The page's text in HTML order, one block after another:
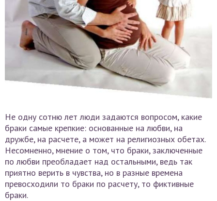
Не одну сотню лет люди задаются вопросом, какие
браки самые крепкие: основанные на любви, на
дружбе, на расчете, а может на религиозных обетах.
Несомненно, мнение о том, что браки, заключенные
по любви преобладает над остальными, ведь так
приятно верить в чувства, но в разные времена
превосходили то браки по расчету, то фиктивные
браки.